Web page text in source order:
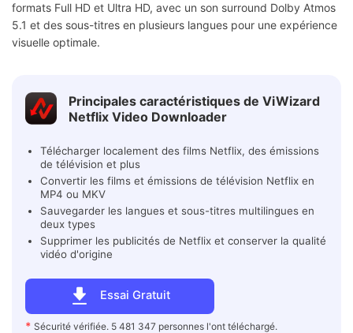
formats Full HD et Ultra HD, avec un son surround Dolby Atmos
5.1 et des sous-titres en plusieurs langues pour une expérience
visuelle optimale.
Principales caractéristiques de ViWizard
Netflix Video Downloader
Essai Gratuit
* Sécurité vérifiée. 5 481 347 personnes l'ont téléchargé.
Télécharger localement des films Netflix, des émissions
de télévision et plus
Convertir les films et émissions de télévision Netflix en
MP4 ou MKV
Sauvegarder les langues et sous-titres multilingues en
deux types
Supprimer les publicités de Netflix et conserver la qualité
vidéo d'origine